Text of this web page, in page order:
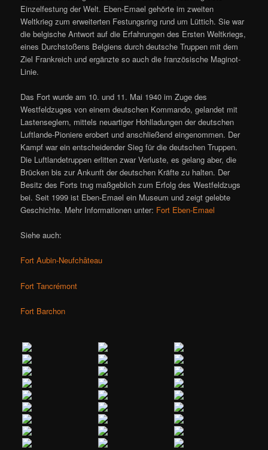
Einzelfestung der Welt. Eben-Emael gehörte im zweiten
Weltkrieg zum erweiterten Festungsring rund um Lüttich. Sie war
die belgische Antwort auf die Erfahrungen des Ersten Weltkriegs,
eines Durchstoßens Belgiens durch deutsche Truppen mit dem
Ziel Frankreich und ergänzte so auch die französische Maginot-
Linie.
Das Fort wurde am 10. und 11. Mai 1940 im Zuge des
Westfeldzuges von einem deutschen Kommando, gelandet mit
Lastenseglern, mittels neuartiger Hohlladungen der deutschen
Luftlande-Pioniere erobert und anschließend eingenommen. Der
Kampf war ein entscheidender Sieg für die deutschen Truppen.
Die Luftlandetruppen erlitten zwar Verluste, es gelang aber, die
Brücken bis zur Ankunft der deutschen Kräfte zu halten. Der
Besitz des Forts trug maßgeblich zum Erfolg des Westfeldzugs
bei. Seit 1999 ist Eben-Emael ein Museum und zeigt gelebte
Geschichte. Mehr Informationen unter: Fort Eben-Emael
Siehe auch:
Fort Aubin-Neufchâteau
Fort Tancrémont
Fort Barchon